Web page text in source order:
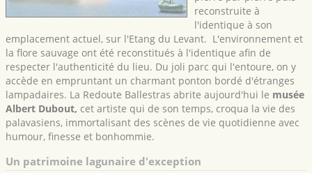
reconstruite à
l'identique à son
emplacement actuel, sur l'Etang du Levant. L'environnement et
la flore sauvage ont été reconstitués à l'identique afin de
respecter l'authenticité du lieu. Du joli parc qui l'entoure, on y
accède en empruntant un charmant ponton bordé d'étranges
lampadaires. La Redoute Ballestras abrite aujourd'hui le musée
Albert Dubout, cet artiste qui de son temps, croqua la vie des
palavasiens, immortalisant des scènes de vie quotidienne avec
humour, finesse et bonhommie.
Un patrimoine lagunaire d'exception